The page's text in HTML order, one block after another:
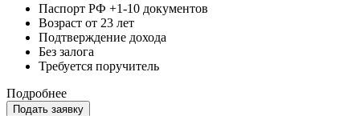
Паспорт РФ +1-10 документов
Возраст от 23 лет
Подтверждение дохода
Без залога
Требуется поручитель
Подробнее
Подать заявку